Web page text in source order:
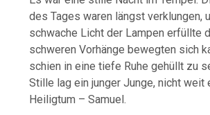
des Tages waren längst verklungen,
schwache Licht der Lampen erfüllte
schweren Vorhänge bewegten sich
schien in eine tiefe Ruhe gehüllt zu
Stille lag ein junger Junge, nicht weit
Heiligtum – Samuel.